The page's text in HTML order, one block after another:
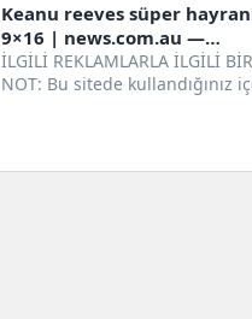
Keanu reeves süper
9×16 | news.com.au —
Avustralya’nın önde gelen
haber sitesi
İLGİLİ REKLAMLARLA İLGİLİ BİR
NOT: Bu sitede kullandığınız